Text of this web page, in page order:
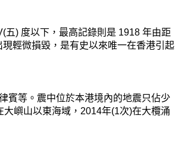
五) 度以下，最高記錄則是 1918 年由距
輕微損毀，是有史以來唯一在香港引起
賓等。震中位於本港境內的地震只佔少
嶼山以東海域，2014年(1次)在大欖涌